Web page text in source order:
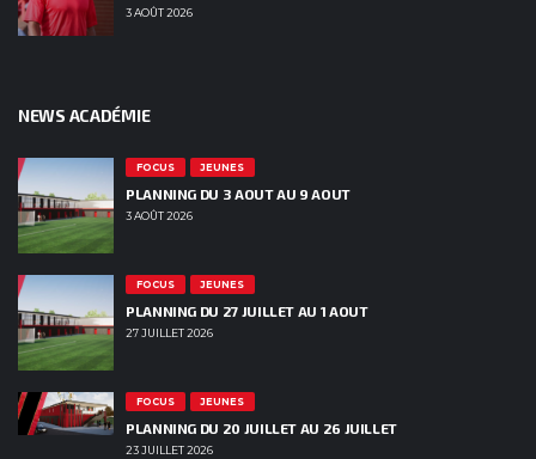
3 AOÛT 2026
NEWS ACADÉMIE
FOCUS JEUNES
PLANNING DU 3 AOUT AU 9 AOUT
3 AOÛT 2026
FOCUS JEUNES
PLANNING DU 27 JUILLET AU 1 AOUT
27 JUILLET 2026
FOCUS JEUNES
PLANNING DU 20 JUILLET AU 26 JUILLET
23 JUILLET 2026